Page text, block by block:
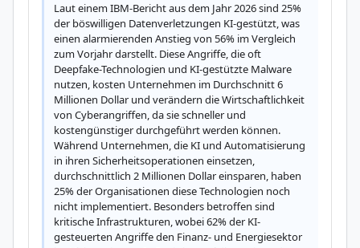
Laut einem IBM-Bericht aus dem Jahr 2026 sind 25%
der böswilligen Datenverletzungen KI-gestützt, was
einen alarmierenden Anstieg von 56% im Vergleich
zum Vorjahr darstellt. Diese Angriffe, die oft
Deepfake-Technologien und KI-gestützte Malware
nutzen, kosten Unternehmen im Durchschnitt 6
Millionen Dollar und verändern die Wirtschaftlichkeit
von Cyberangriffen, da sie schneller und
kostengünstiger durchgeführt werden können.
Während Unternehmen, die KI und Automatisierung
in ihren Sicherheitsoperationen einsetzen,
durchschnittlich 2 Millionen Dollar einsparen, haben
25% der Organisationen diese Technologien noch
nicht implementiert. Besonders betroffen sind
kritische Infrastrukturen, wobei 62% der KI-
gesteuerten Angriffe den Finanz- und Energiesektor